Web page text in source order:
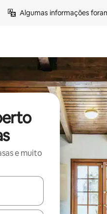
Algumas informações
e muito
explore-os usando as